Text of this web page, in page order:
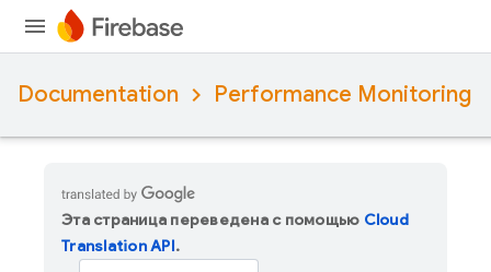
Documentation Performance Monitoring
Эта страница переведена с помощью Cloud
Translation API.